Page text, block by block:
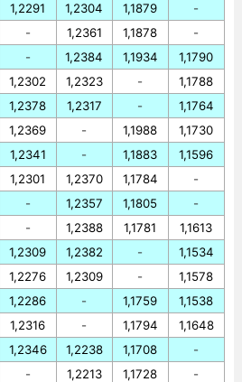
1,2291
-
-
1,2302
1,2378
1,2369
1,2341
1,2301
-
-
1,2309
1,2276
1,2286
1,2316
1,2346
-
1,2304
1,2361
1,2384
1,2323
1,2317
-
-
1,2370
1,2357
1,2388
1,2382
1,2309
-
-
1,2238
1,2213
1,1879
1,1878
1,1934
-
-
1,1988
1,1883
1,1784
1,1805
1,1781
-
-
1,1759
1,1794
1,1708
1,1728
-
-
1,1790
1,1788
1,1764
1,1730
1,1596
-
-
1,1613
1,1534
1,1578
1,1538
1,1648
-
-